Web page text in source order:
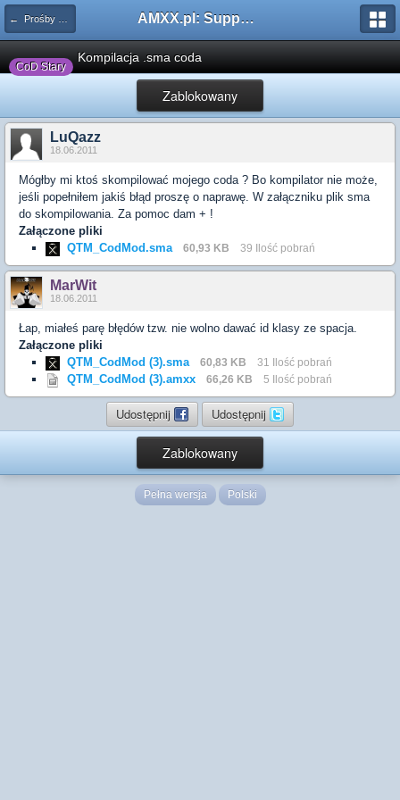
← Prośby o kompilacje pluginów / Problemy z kompilacją AMXX.pl: Support AMX Mod X i SourceMod
CoD Stary
Kompilacja .sma coda
Zablokowany
LuQazz
18.06.2011
Mógłby mi ktoś skompilować mojego coda ? Bo kompilator nie może,
jeśli popełniłem jakiś błąd proszę o naprawę. W załączniku plik sma
do skompilowania. Za pomoc dam + !
Załączone pliki
QTM_CodMod.sma
60,93 KB 39 Ilość pobrań
MarWit
18.06.2011
Łap, miałeś parę błędów tzw. nie wolno dawać id klasy ze spacja.
Załączone pliki
QTM_CodMod (3).sma
60,83 KB 31 Ilość pobrań
QTM_CodMod (3).amxx 66,26 KB 5 Ilość pobrań
Udostępnij Udostępnij
Zablokowany
Pełna wersja Polski